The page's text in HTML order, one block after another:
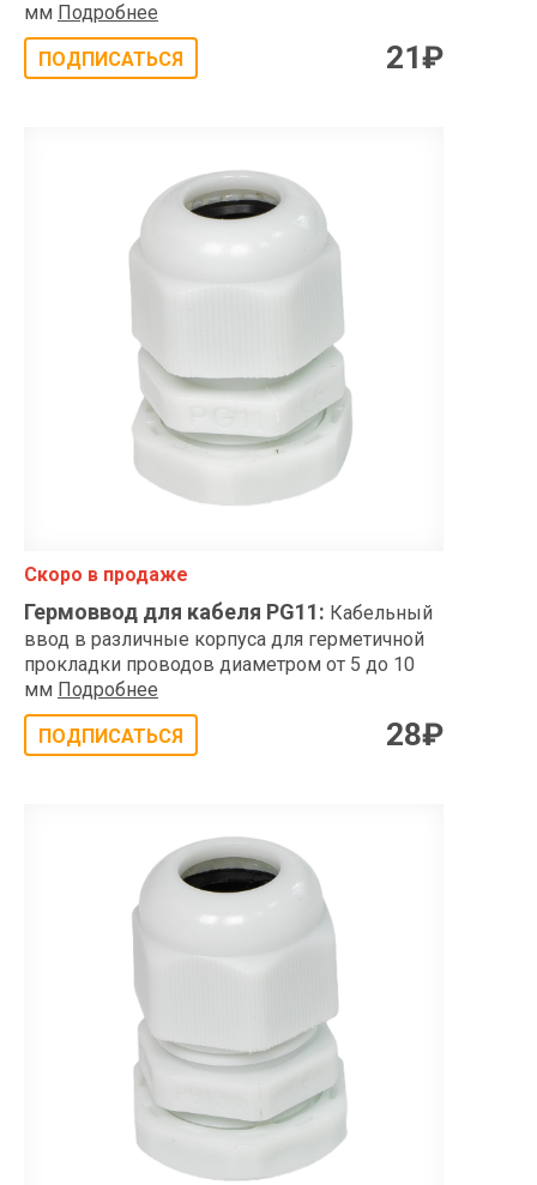
мм Подробнее
ПОДПИСАТЬСЯ 21₽
Скоро в продаже
Гермоввод для кабеля PG11: Кабельный
ввод в различные корпуса для герметичной
прокладки проводов диаметром от 5 до 10
мм Подробнее
ПОДПИСАТЬСЯ 28₽